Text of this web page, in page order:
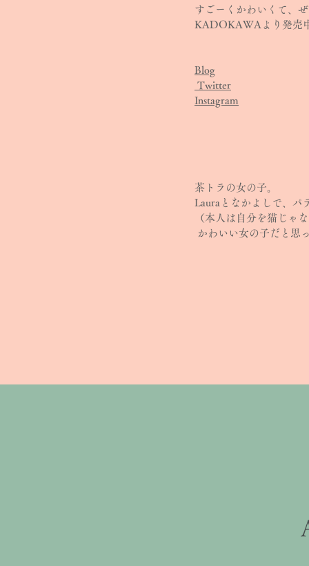
すごーくかわいくて、
KADOKAWAより発売
Blog
Twitter
Instagram
茶トラの女の子。
Lauraとなかよしで、 パ
（本人は自分を猫じゃ
かわいい女の子だと思